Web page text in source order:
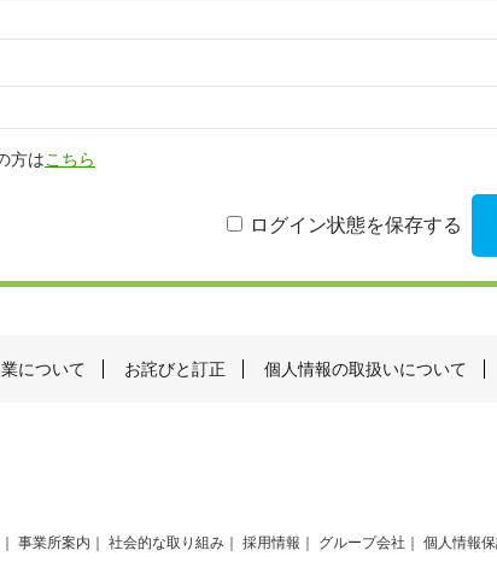
方はこちら
ログイン状態を保存する
について お詫びと訂正 個人情報の取扱いについて
事業所案内 社会的な取り組み 採用情報 グループ会社 個人情報